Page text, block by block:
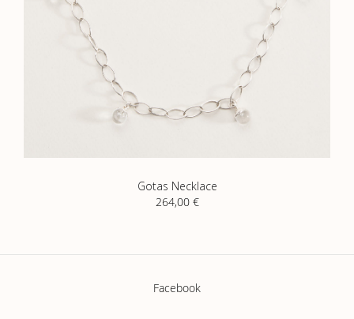
Gotas Necklace
264,00 €
Facebook